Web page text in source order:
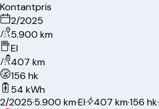
Kontantpris
2/2025
5.900 km
El
407 km
156 hk
54 kWh
2/2025·5.900 km·El· 407 km·156 hk·